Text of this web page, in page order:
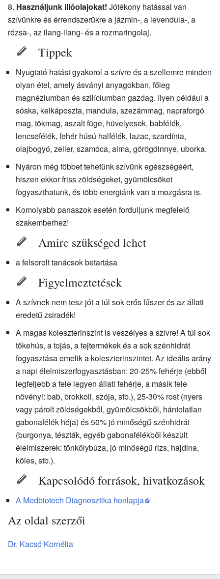
Használjunk illóolajokat! Jótékony hatással van
szívünkre és érrendszerükre a jázmin-, a levendula-, a
rózsa-, az ilang-ilang- és a rozmaringolaj.
Tippek
Nyugtató hatást gyakorol a szívre és a szellemre minden
olyan étel, amely ásványi anyagokban, főleg
magnéziumban és szilíciumban gazdag. Ilyen például a
sóska, kelkáposzta, mandula, szezámmag, napraforgó
mag, tökmag, aszalt füge, hüvelyesek, babfélék,
lencsefélék, fehér húsú halfélék, lazac, szardínia,
olajbogyó, zeller, szamóca, alma, görögdinnye, uborka.
Nyáron még többet tehetünk szívünk egészségéért,
hiszen ekkor friss zöldségeket, gyümölcsöket
fogyaszthatunk, és több energiánk van a mozgásra is.
Komolyabb panaszok esetén forduljunk megfelelő
szakemberhez!
Amire szükséged lehet
a felsorolt tanácsok betartása
Figyelmeztetések
A szívnek nem tesz jót a túl sok erős fűszer és az állati
eredetű zsiradék!
A magas koleszterinszint is veszélyes a szívre! A túl sok
tőkehús, a tojás, a tejtermékek és a sok szénhidrát
fogyasztása emelik a koleszterinszintet. Az ideális arány
a napi élelmiszerfogyasztásban: 20-25% fehérje (ebből
legfeljebb a fele legyen állati fehérje, a másik fele
növényi: bab, brokkoli, szója, stb.), 25-30% rost (nyers
vagy párolt zöldségekből, gyümölcsökből, hántolatlan
gabonafélék héja) és 50% jó minőségű szénhidrát
(burgonya, tészták, egyéb gabonafélékből készült
élelmiszerek: tönkölybúza, jó minőségű rizs, hajdina,
köles, stb.).
Kapcsolódó források, hivatkozások
A Medbiotech Diagnosztika honlapja
Az oldal szerzői
Dr. Kacsó Kornélia